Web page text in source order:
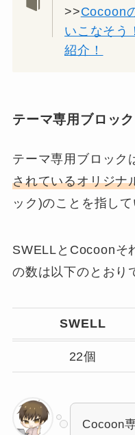
>>Cocoon
いこなそう
紹介！
テーマ専用ブロック
テーマ専用ブロック
されているオリジナ
ック)のことを指して
SWELLとCocoonそ
の数は以下のとおり
SWELL
22個
Cocoon